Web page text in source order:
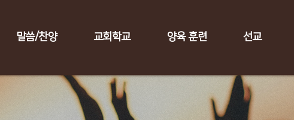
말씀/찬양 교회학교 양육 훈련 선교